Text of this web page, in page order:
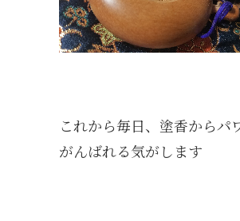
これから毎日、塗香からパ
がんばれる気がします